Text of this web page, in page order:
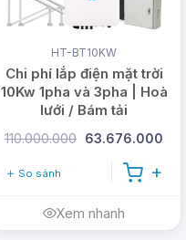
HT-BT10KW
Chi phí lắp điện mặt trời
10Kw 1pha và 3pha | Hoà
lưới / Bám tải
110.000.000 63.676.000
So sánh
Xem nhanh